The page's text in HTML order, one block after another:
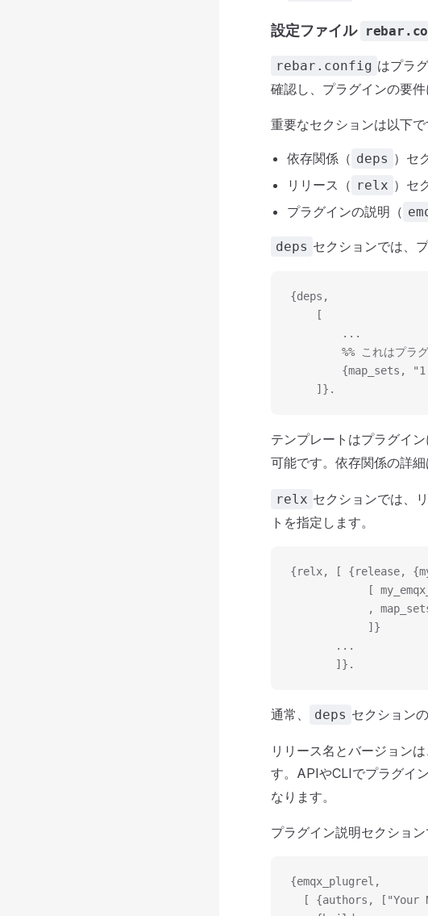
設定ファイル
rebar.config はプラ
確認し、プラグインの要件
重要なセクションは以下で
依存関係（ deps ）セ
リリース（ relx ）セ
プラグインの説明（
deps セクションでは、
{deps,
    [
        ...
%% これはプラ
{map_sets,
    ]}.
テンプレートはプラグイン
可能です。依存関係の詳細
relx セクションでは、
トを指定します。
{relx, [ {release,
[
,
            ]}
       ...
       ]}.
通常、 deps セクション
リリース名とバージョン
す。APIやCLIでプラグイ
なります。
プラグイン説明セクショ
{emqx_plugrel,
[ {authors, ["Your